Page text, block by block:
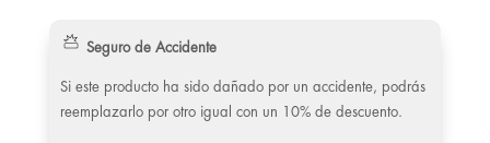
Seguro de Accidente
Si este producto ha sido dañado por un accidente, podrás
reemplazarlo por otro igual con un 10% de descuento.